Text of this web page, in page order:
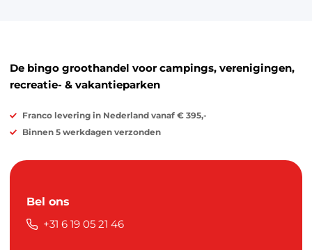
De bingo groothandel voor campings, verenigingen,
recreatie- & vakantieparken
Franco levering in Nederland vanaf € 395,-
Binnen 5 werkdagen verzonden
Bel ons
+31 6 19 05 21 46